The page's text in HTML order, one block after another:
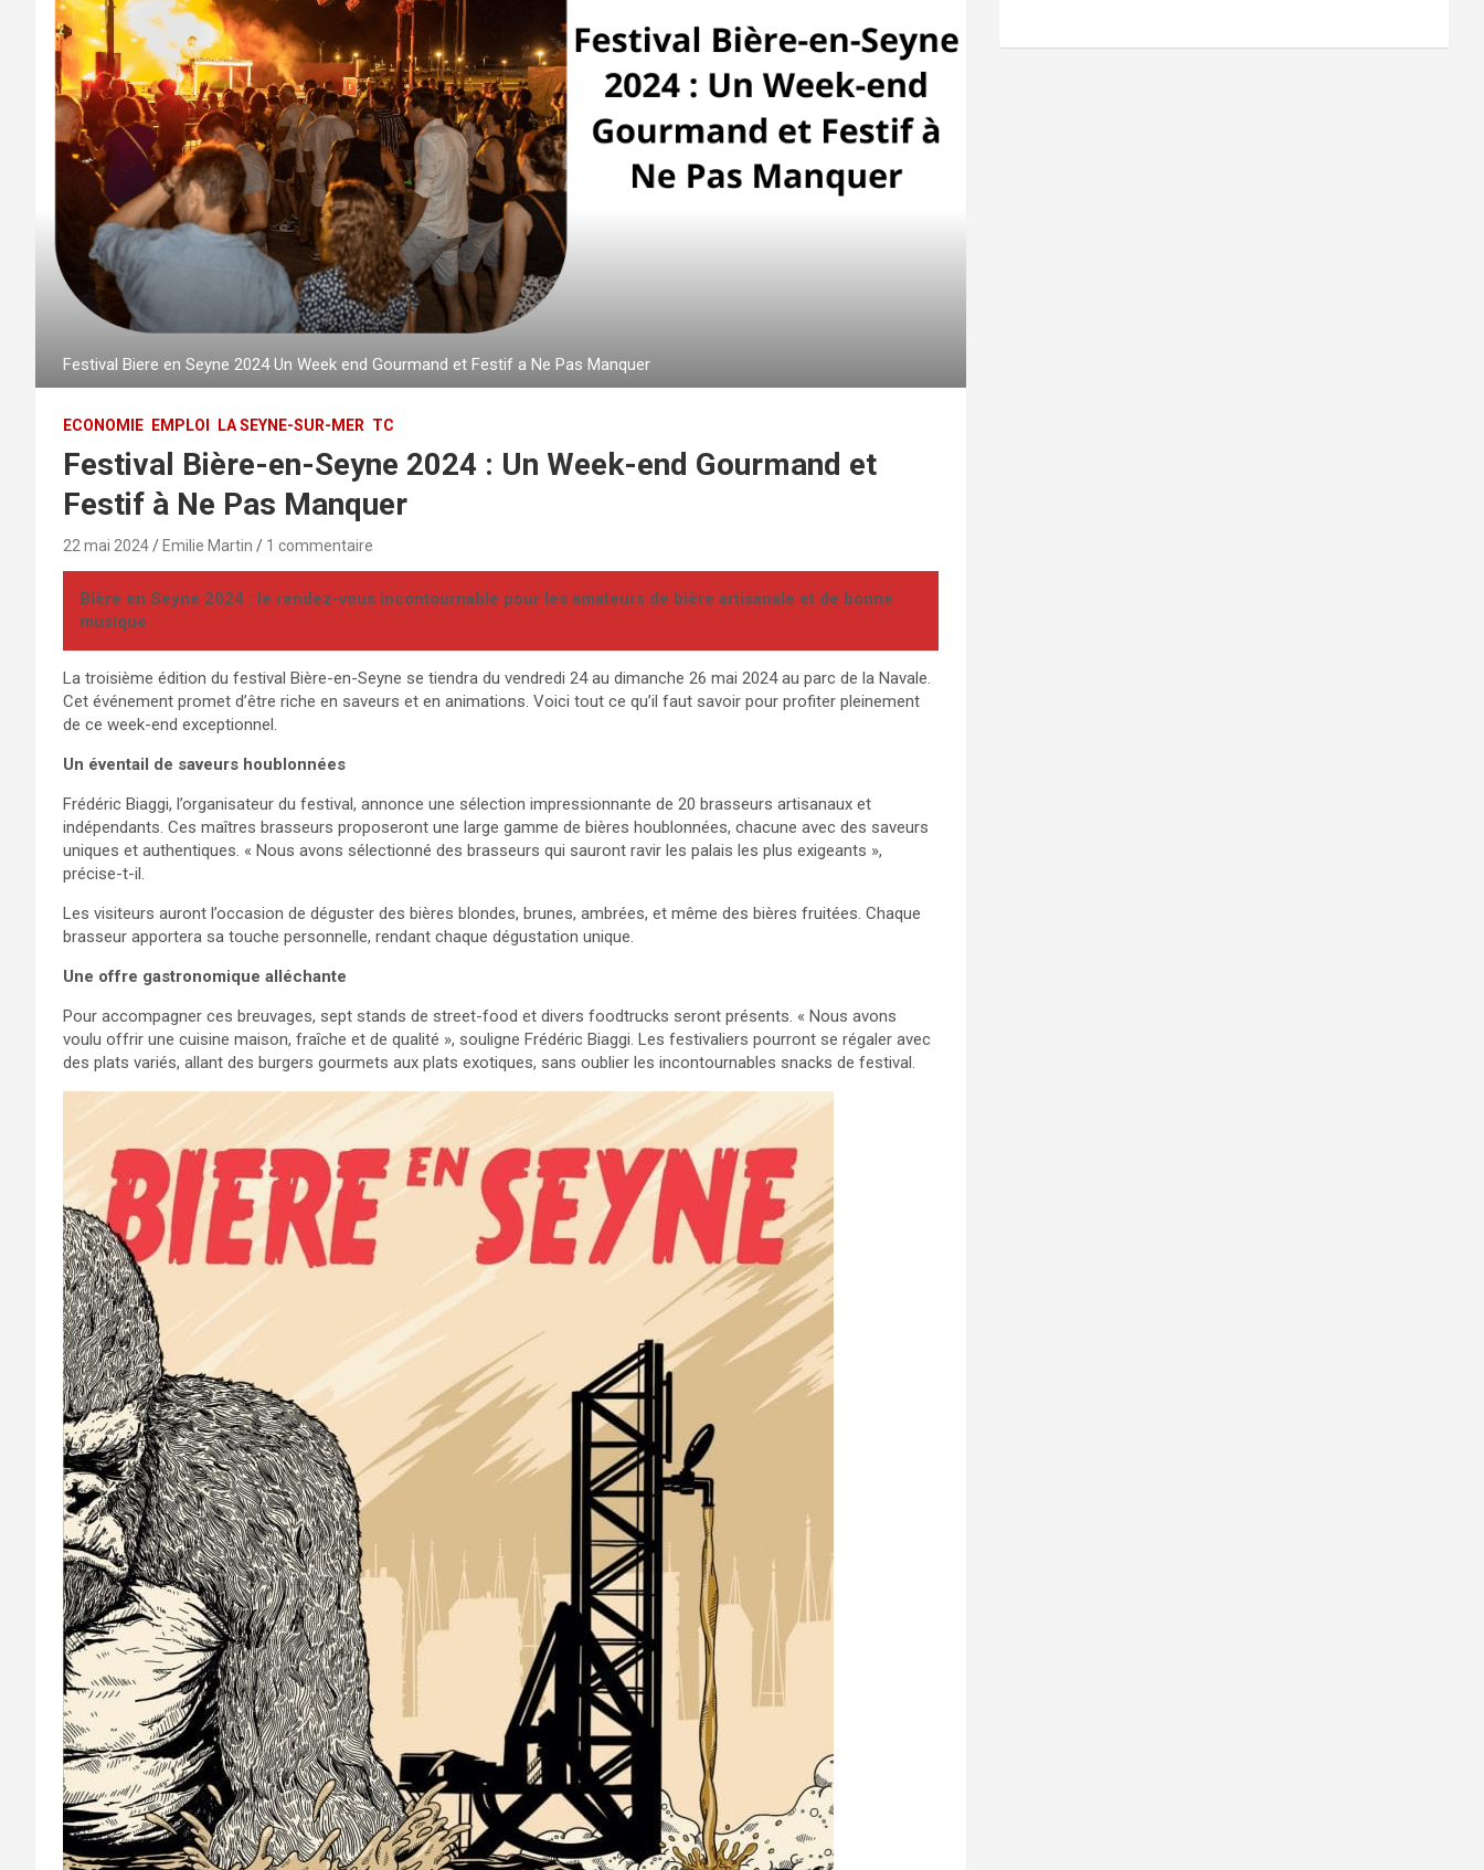
Festival Biere en Seyne 2024 Un Week end Gourmand et Festif a Ne Pas Manquer
ECONOMIE EMPLOI LA SEYNE-SUR-MER TC
Festival Bière-en-Seyne 2024 : Un Week-end Gourmand et
Festif à Ne Pas Manquer
22 mai 2024 Emilie Martin 1 commentaire
Bière en Seyne 2024 : le rendez-vous incontournable pour les amateurs de bière artisanale et de bonne
musique
La troisième édition du festival Bière-en-Seyne se tiendra du vendredi 24 au dimanche 26 mai 2024 au parc de la Navale.
Cet événement promet d’être riche en saveurs et en animations. Voici tout ce qu’il faut savoir pour profiter pleinement
de ce week-end exceptionnel.
Un éventail de saveurs houblonnées
Frédéric Biaggi, l’organisateur du festival, annonce une sélection impressionnante de 20 brasseurs artisanaux et
indépendants. Ces maîtres brasseurs proposeront une large gamme de bières houblonnées, chacune avec des saveurs
uniques et authentiques. « Nous avons sélectionné des brasseurs qui sauront ravir les palais les plus exigeants »,
précise-t-il.
Les visiteurs auront l’occasion de déguster des bières blondes, brunes, ambrées, et même des bières fruitées. Chaque
brasseur apportera sa touche personnelle, rendant chaque dégustation unique.
Une offre gastronomique alléchante
Pour accompagner ces breuvages, sept stands de street-food et divers foodtrucks seront présents. « Nous avons
voulu offrir une cuisine maison, fraîche et de qualité », souligne Frédéric Biaggi. Les festivaliers pourront se régaler avec
des plats variés, allant des burgers gourmets aux plats exotiques, sans oublier les incontournables snacks de festival.